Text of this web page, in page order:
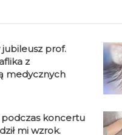
prof.
z
medycznych
koncertu
mi wzrok.